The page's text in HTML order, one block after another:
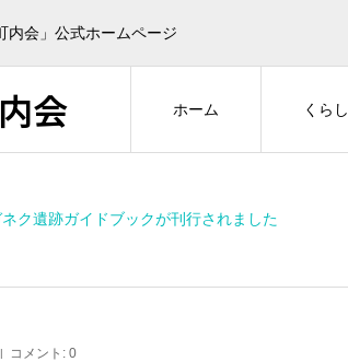
内会」公式ホームページ
会 ホーム くらし
ク遺跡ガイドブックが刊行されました
コメント: 0